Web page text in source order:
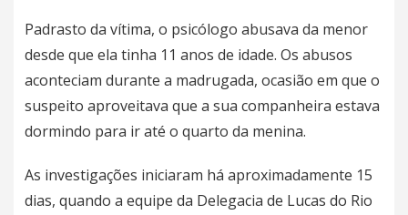
Padrasto da vítima, o psicólogo abusava da menor
desde que ela tinha 11 anos de idade. Os abusos
aconteciam durante a madrugada, ocasião em que o
suspeito aproveitava que a sua companheira estava
dormindo para ir até o quarto da menina.
As investigações iniciaram há aproximadamente 15
dias, quando a equipe da Delegacia de Lucas do Rio